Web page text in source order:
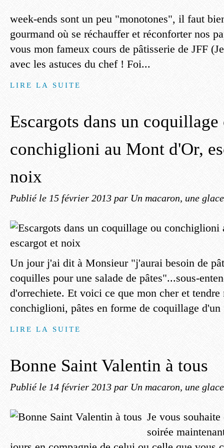
week-ends sont un peu "monotones", il faut
gourmand où se réchauffer et réconforter nos
vous mon fameux cours de pâtisserie de JFF
avec les astuces du chef ! Foi...
LIRE LA SUITE
Escargots dans un coquillage
conchiglioni au Mont d'Or,
noix
Publié le 15 février 2013 par Un macaron, une
Un jour j'ai dit à Monsieur "j'aurai besoin de
coquilles pour une salade de pâtes"...sous-
d'orrechiete. Et voici ce que mon cher et tendre
conchiglioni, pâtes en forme de coquillage
LIRE LA SUITE
Bonne Saint Valentin à tous
Publié le 14 février 2013 par Un macaron, une
Je vous
soirée